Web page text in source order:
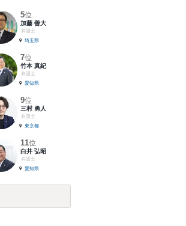
5位
加藤 善大
弁護士
埼玉県
7位
竹本 真紀
弁護士
愛知県
9位
三村 勇人
弁護士
東京都
11位
白井 弘昭
弁護士
愛知県